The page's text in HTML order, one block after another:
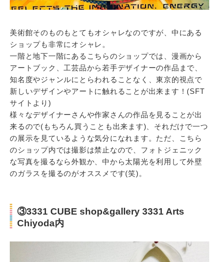
美術館そのものもとてもオシャレなのですが、中にある
ショップも非常にオシャレ。
一階と地下一階にあるこちらのショップでは、漫画から
アートブック、工芸品から若手デザイナーの作品まで、
知名度やジャンルにとらわれることなく、東京的視点で
新しいデザインやアートに触れることが出来ます！(SFT
サイトより)
様々なデザイナーさんや作家さんの作品を見ることが出
来るので(もちろん買うことも出来ます)、それだけで一つ
の展示を見ているような気分になれます。ただ、こちら
のショップ内では撮影は禁止なので、フォトジェニック
な写真を撮るなら外観か、中から太陽光を利用して外壁
のガラスを撮るのがオススメです(笑)。
③3331 CUBE shop&gallery 3331 Arts
Chiyoda内